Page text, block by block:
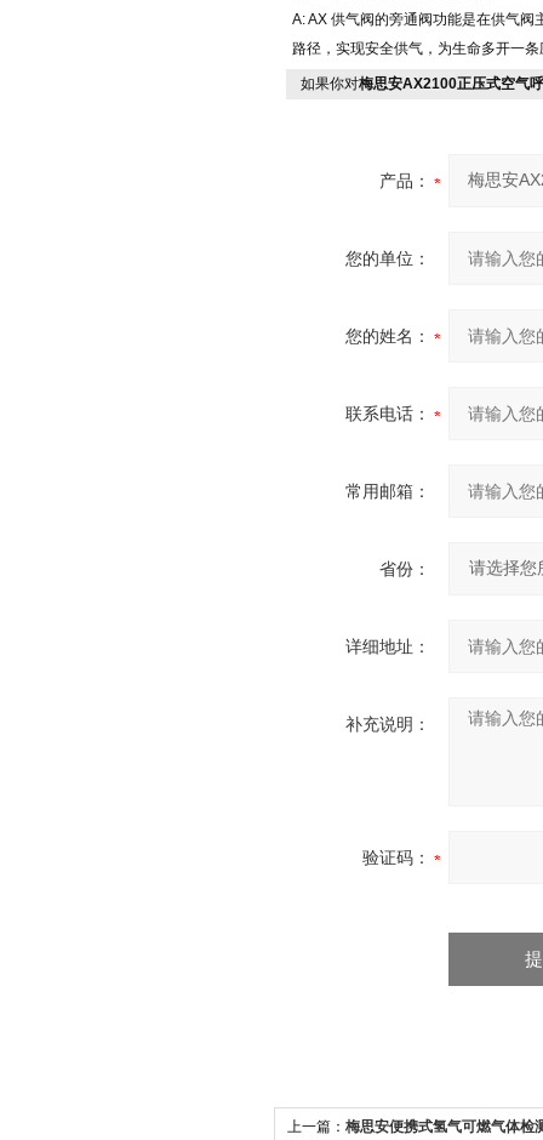
A: AX 供气阀的旁通阀功能是在供气阀
路径，实现安全供气，为生命多开一
如果你对梅思安AX2100正压式空气
产品：
您的单位：
您的姓名：
联系电话：
常用邮箱：
省份：
详细地址：
补充说明：
验证码：
上一篇： 梅思安便携式氢气可燃气体检